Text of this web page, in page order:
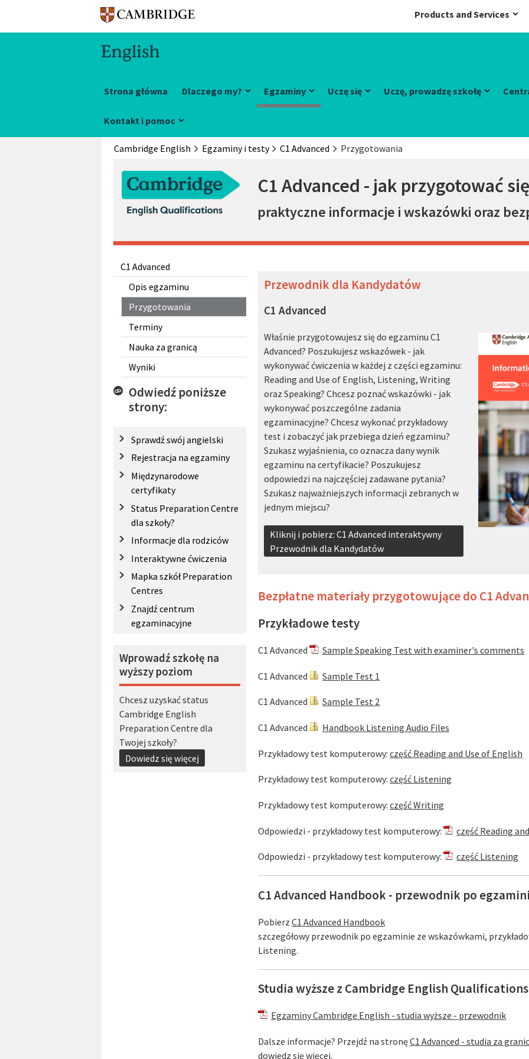
Products and Services
Strona główna Dlaczego my? Egzaminy Uczę się Uczę, prowadzę szkołę
Kontakt i pomoc
Cambridge English Egzaminy i testy C1 Advanced Przygotowania
C1 Advanced - jak przygotować
praktyczne informacje i wskazówki oraz
C1 Advanced
Opis egzaminu
Przygotowania
Terminy
Nauka za granicą
Wyniki
Odwiedź poniższe
strony:
Sprawdź swój angielski
Rejestracja na egzaminy
Międzynarodowe
certyfikaty
Status Preparation Centre
dla szkoły?
Informacje dla rodziców
Interaktywne ćwiczenia
Mapka szkół Preparation
Centres
Znajdź centrum
egzaminacyjne
Wprowadź szkołę na
wyższy poziom
Chcesz uzyskać status
Cambridge English
Preparation Centre dla
Twojej szkoły?
Dowiedz się więcej
Przewodnik dla Kandydatów
C1 Advanced
Właśnie przygotowujesz się do egzaminu C1
Advanced? Poszukujesz wskazówek - jak
wykonywać ćwiczenia w każdej z części egzaminu:
Reading and Use of English, Listening, Writing
oraz Speaking? Chcesz poznać wskazówki - jak
wykonywać poszczególne zadania
egzaminacyjne? Chcesz wykonać przykładowy
test i zobaczyć jak przebiega dzień egzaminu?
Szukasz wyjaśnienia, co oznacza dany wynik
egzaminu na certyfikacie? Poszukujesz
odpowiedzi na najczęściej zadawane pytania?
Szukasz najważniejszych informacji zebranych w
jednym miejscu?
Kliknij i pobierz: C1 Advanced interaktywny
Przewodnik dla Kandydatów
Bezpłatne materiały przygotowujące do C1
Przykładowe testy
C1 Advanced Sample Speaking Test with examiner's comments
C1 Advanced Sample Test 1
C1 Advanced Sample Test 2
C1 Advanced Handbook Listening Audio Files
Przykładowy test komputerowy: część Reading and Use of English
Przykładowy test komputerowy: część Listening
Przykładowy test komputerowy: część Writing
Odpowiedzi - przykładowy test komputerowy: część Reading
Odpowiedzi - przykładowy test komputerowy: część Listening
C1 Advanced Handbook - przewodnik po
Pobierz C1 Advanced Handbook
szczegółowy przewodnik po egzaminie ze wskazówkami,
Listening.
Studia wyższe z Cambridge English Qualifications
Egzaminy Cambridge English - studia wyższe - przewodnik
Dalsze informacje? Przejdź na stronęC1 Advanced - studia za
dowiedz się więcej.